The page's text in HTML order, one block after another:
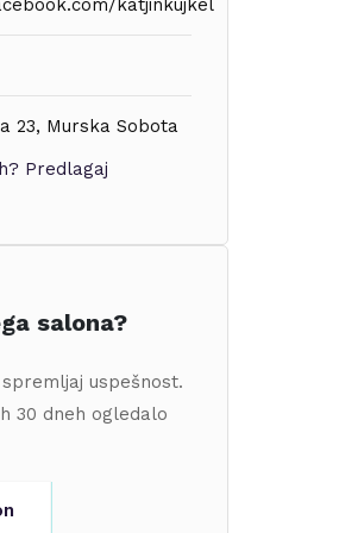
katjinkujkel
23, Murska Sobota
Predlagaj
salona?
uspešnost.
30 dneh ogledalo